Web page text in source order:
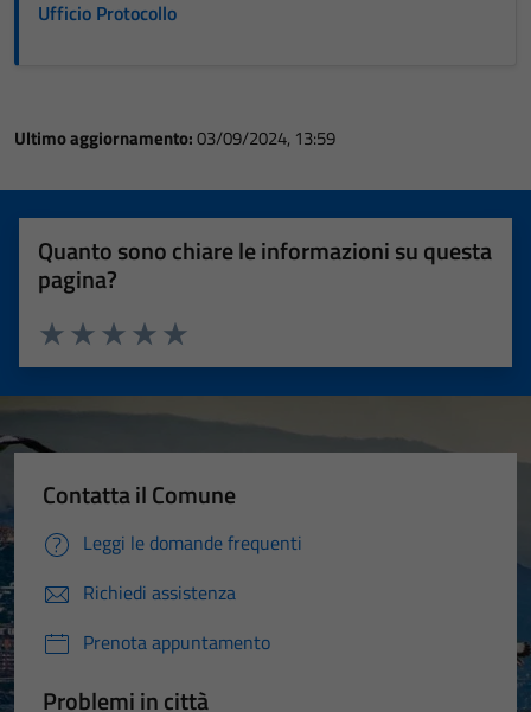
Ufficio Protocollo
Ultimo aggiornamento:03/09/2024, 13:59
Quanto sono chiare le informazioni su questa
pagina?
Valuta 5 stelle su 5
Valuta 4 stelle su 5
Valuta 3 stelle su 5
Valuta 2 stelle su 5
Valuta 1 stelle su 5
Contatta il Comune
Leggi le domande frequenti
Richiedi assistenza
Prenota appuntamento
Problemi in città